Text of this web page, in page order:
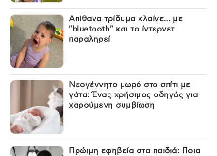
Απίθανα τρίδυμα κλαίνε… με
"bluetooth" και το ίντερνετ
παραληρεί
Νεογέννητο μωρό στο σπίτι με
γάτα: Ένας χρήσιμος οδηγός για
χαρούμενη συμβίωση
Πρώιμη εφηβεία στα παιδιά: Ποια